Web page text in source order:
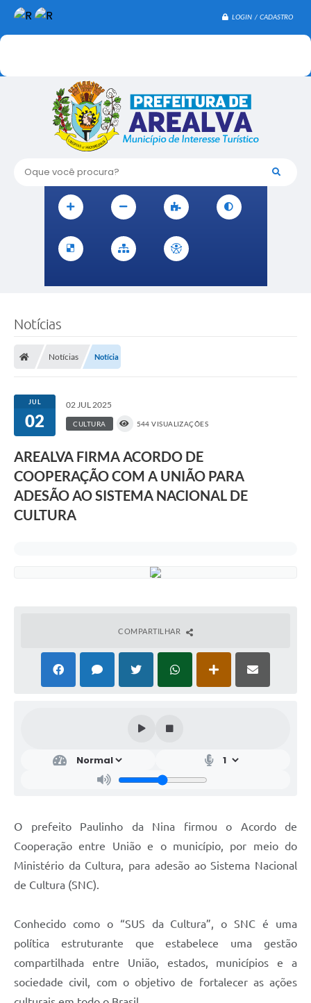
LOGIN / CADASTRO
Oque você procura?
Notícias
Notícias Notícia
JUL
02
02 JUL 2025
CULTURA 544 VISUALIZAÇÕES
AREALVA FIRMA ACORDO DE
COOPERAÇÃO COM A UNIÃO PARA
ADESÃO AO SISTEMA NACIONAL DE
CULTURA
COMPARTILHAR
O prefeito Paulinho da Nina firmou o Acordo de
Cooperação entre União e o município, por meio do
Ministério da Cultura, para adesão ao Sistema Nacional
de Cultura (SNC).
Conhecido como o “SUS da Cultura”, o SNC é uma
política estruturante que estabelece uma gestão
compartilhada entre União, estados, municípios e a
sociedade civil, com o objetivo de fortalecer as ações